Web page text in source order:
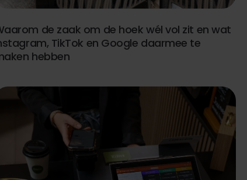
de zaak om de hoek wél vol zit en wat
TikTok en Google daarmee te
hebben